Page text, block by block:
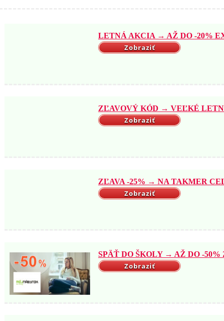
LETNÁ AKCIA → AŽ DO -20%
Zobraziť
ZĽAVOVÝ KÓD → VEĽKÉ
Zobraziť
ZĽAVA -25% → NA TAKMER
Zobraziť
SPÄŤ DO ŠKOLY → AŽ DO -50%
Zobraziť